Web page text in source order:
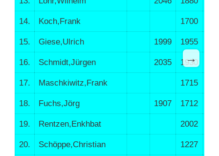
14. Koch,Frank 1700
15. Giese,Ulrich 1999 1955
16. Schmidt,Jürgen 2035 1930
17. Maschkiwitz,Frank 1715
18. Fuchs,Jörg 1907 1712
19. Rentzen,Enkhbat 2002
20. Schöppe,Christian 1227
→